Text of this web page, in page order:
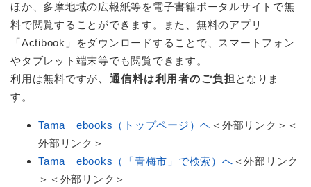
ほか、多摩地域の広報紙等を電子書籍ポータルサイトで無
料で閲覧することができます。また、無料のアプリ
「Actibook」をダウンロードすることで、スマートフォン
やタブレット端末等でも閲覧できます。
利用は無料ですが、通信料は利用者のご負担 となりま
す。
Tama ebooks（トップページ）ヘ ＜外部リンク＞ ＜
外部リンク＞
Tama ebooks（「青梅市」で検索）へ ＜外部リンク
＞ ＜外部リンク＞